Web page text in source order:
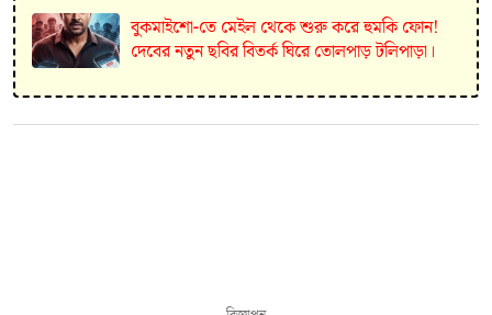
বুকমাইশো-তে মেইল থেকে শুরু করে হুমকি ফোন!
দেবের নতুন ছবির বিতর্ক ঘিরে তোলপাড় টলিপাড়া।